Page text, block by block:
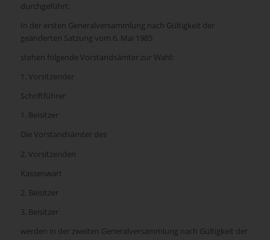
durchgeführt:
In der ersten Generalversammlung nach Gültigkeit der
geänderten Satzung vom 6. Mai 1985
stehen folgende Vorstandsämter zur Wahl:
1. Vorsitzender
Schriftführer
1. Beisitzer
Die Vorstandsämter des
2. Vorsitzenden
Kassenwart
2. Beisitzer
3. Beisitzer
werden in der zweiten Generalversammlung nach Gültigkeit der